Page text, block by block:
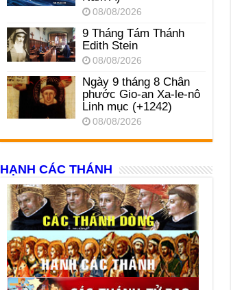
08/08/2026
9 Tháng Tám Thánh
Edith Stein
08/08/2026
Ngày 9 tháng 8 Chân
phước Gio-an Xa-le-nô
Linh mục (+1242)
08/08/2026
HẠNH CÁC THÁNH